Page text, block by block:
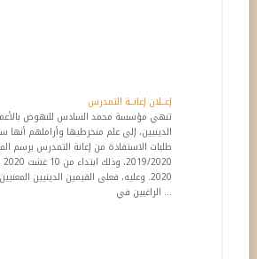
إعــلان إعانــة التمدرس
تنهي مؤسسة محمد السادس للنهوض
الدينيين، إلى علم منخرطيها وأراملهم
طلبات الاستفادة من إعانة التمدرس برسم
2020. وعليه، فعلى القيمين الدينيين
الراغبين في ...